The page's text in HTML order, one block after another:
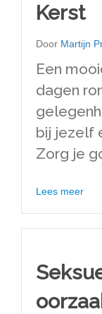
Kerst
Door Martijn
Een
dagen
bij jezelf
Zorg je
Lees meer